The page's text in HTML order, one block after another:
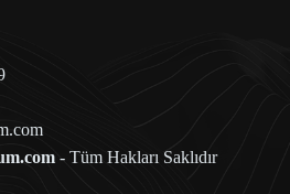
- Tüm Hakları Saklıdır